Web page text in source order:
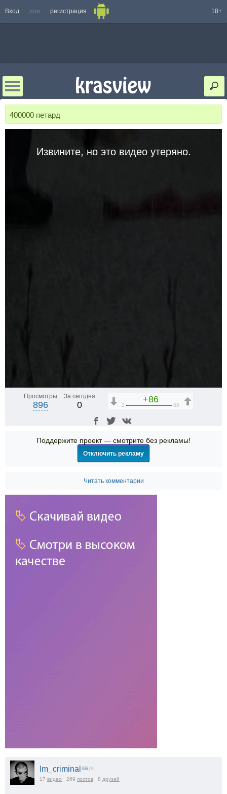
Вход или регистрация 18+
400000 петард
Извините, но это видео утеряно.
Просмотры
896
За сегодня
0
+86
2 88
Поддержите проект — смотрите без рекламы!
Отключить рекламу
Читать комментарии
Im_criminal 638 | 0
17 видео 269 постов 8 друзей